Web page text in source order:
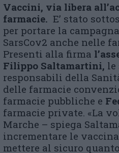
Vaccini, via libera
farmacie. E’ stato
per portare la
SarsCov2 anche nelle
Presenti alla firma
Filippo Saltamartini, le
responsabili della
delle farmacie
farmacie pubbliche e
farmacie private. «La
Marche – spiega
incrementare le
mettere al sicuro